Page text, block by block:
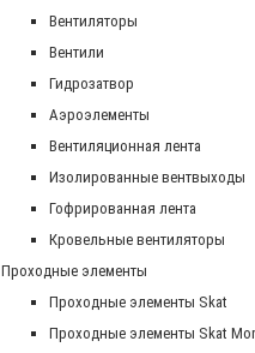
Вентиляторы
Вентили
Гидрозатвор
Аэроэлементы
Вентиляционная лента
Изолированные вентвыходы
Гофрированная лента
Кровельные вентиляторы
Проходные элементы
Проходные элементы Skat
Проходные элементы Skat